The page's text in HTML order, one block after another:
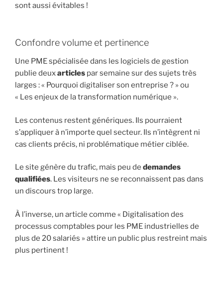
sont aussi évitables !
Confondre volume et pertinence
Une PME spécialisée dans les logiciels de gestion
publie deuxarticles par semaine sur des sujets très
larges : « Pourquoi digitaliser son entreprise ? » ou
« Les enjeux de la transformation numérique ».
Les contenus restent génériques. Ils pourraient
s’appliquer à n’importe quel secteur. Ils n’intègrent ni
cas clients précis, ni problématique métier ciblée.
Le site génère du trafic, mais peu de demandes
qualifiées. Les visiteurs ne se reconnaissent pas dans
un discours trop large.
À l’inverse, un article comme « Digitalisation des
processus comptables pour les PME industrielles de
plus de 20 salariés » attire un public plus restreint mais
plus pertinent !